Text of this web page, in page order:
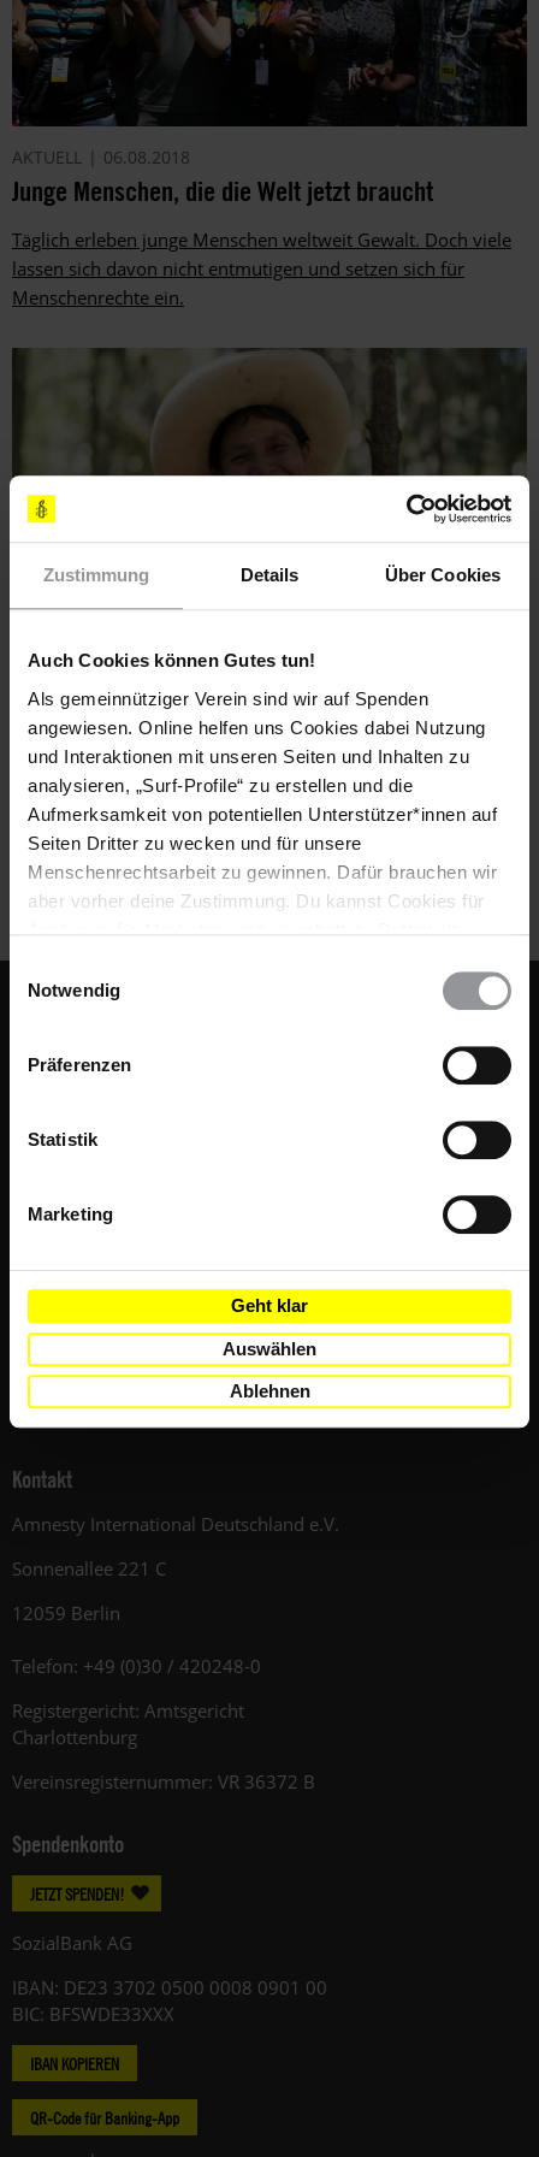
Zustimmung Details Über Cookies
Auch Cookies können Gutes tun!
Als gemeinnütziger Verein sind wir auf Spenden
angewiesen. Online helfen uns Cookies dabei Nutzung
und Interaktionen mit unseren Seiten und Inhalten zu
analysieren, „Surf-Profile“ zu erstellen und die
Aufmerksamkeit von potentiellen Unterstützer*innen auf
Seiten Dritter zu wecken und für unsere
Menschenrechtsarbeit zu gewinnen. Dafür brauchen wir
aber vorher deine Zustimmung. Du kannst Cookies für
wieder ändern. Diesen Banner kannst Du über den Link
Einwilligungsauswahl
Notwendig
Präferenzen
Statistik
Marketing
Geht klar
Auswählen
Ablehnen
AKTUELL 06.08.2018
Junge Menschen, die die Welt jetzt braucht
Täglich erleben junge Menschen weltweit Gewalt. Doch viele
lassen sich davon nicht entmutigen und setzen sich für
Menschenrechte ein.
ERFOLG PERU
"Danke für alles. Macht weiter!"
Máxima Acuña widersetzte sich einem mächtigen
Bergbauunternehmen, das sie von ihrem Land vertreiben
wollte. Das Oberste Gericht Perus hat ihr Recht gegeben.
Amnesty hatte sie in ihrem Kampf unterstützt.
IMPRESSUM
SHOP
JOBS & AUSSCHREIBUNGEN
DATENSCHUTZ
COOKIES VERWALTEN
Kontakt
Amnesty International Deutschland e.V.
Sonnenallee 221 C
12059 Berlin
Telefon: +49 (0)30 / 420248-0
Registergericht: Amtsgericht
Charlottenburg
Vereinsregisternummer: VR 36372 B
Spendenkonto
JETZT SPENDEN!
SozialBank AG
IBAN: DE23 3702 0500 0008 0901 00
BIC: BFSWDE33XXX
IBAN KOPIEREN
QR-Code für Banking-App